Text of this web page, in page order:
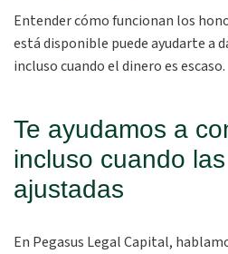
Entender cómo funcionan los
está disponible puede ayudarte a
incluso cuando el dinero es escaso.
Te ayudamos a
incluso cuando
ajustadas
En Pegasus Legal Capital,